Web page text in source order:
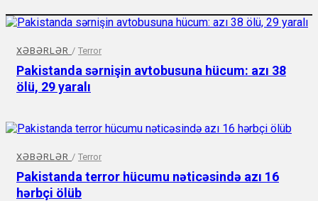
XƏBƏRLƏR / Terror
Pakistanda sərnişin avtobusuna hücum: azı 38
ölü, 29 yaralı
XƏBƏRLƏR / Terror
Pakistanda terror hücumu nəticəsində azı 16
hərbçi ölüb